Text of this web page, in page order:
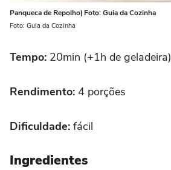
Panqueca de Repolho| Foto: Guia da Cozinha
Foto: Guia da Cozinha
Tempo: 20min (+1h de geladeira)
Rendimento: 4 porções
Dificuldade: fácil
Ingredientes